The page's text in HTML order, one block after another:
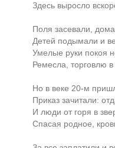
Здесь выросло
Поля засевали, дома
Детей подымали и
Умелые руки покоя
Ремесла, торговлю в
Но в веке 20-м
Приказ зачитали:
И люди от горя в
Спасая родное,